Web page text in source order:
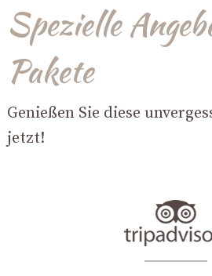
Spezielle
Pakete
Genießen Sie diese
jetzt!